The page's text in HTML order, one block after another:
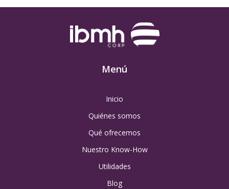
Menú
Inicio
Quiénes somos
Qué ofrecemos
Nuestro Know-How
Utilidades
Blog